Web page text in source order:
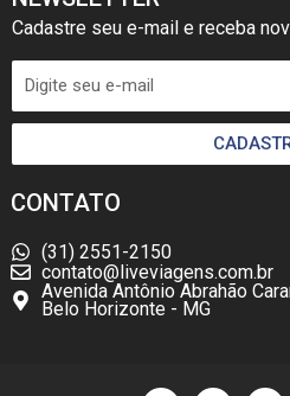
Cadastre seu e-mail e receba
CONTATO
(31) 2551-2150
contato@liveviagens.com.br
Avenida Antônio Abrahão
Belo Horizonte - MG
F I W